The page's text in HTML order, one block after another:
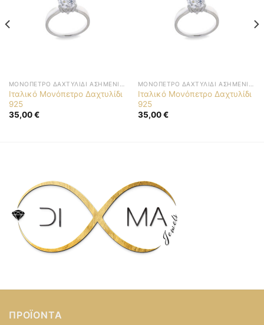
Ιταλικό Μονόπετρο Δαχτυλίδι
925
35,00€
Ιταλικό Μονόπετρο Δαχτυλίδι
925
35,00€
ΠΡΟΪΌΝΤΑ